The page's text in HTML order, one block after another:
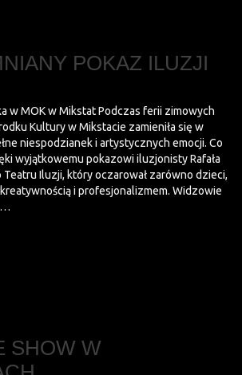
POKAZ ILUZJI
w MOK w Mikstat Podczas ferii zimowych
Kultury w Mikstacie zamieniła się w
niespodzianek i artystycznych emocji. Co
wyjątkowemu pokazowi iluzjonisty Rafała
Iluzji, który oczarował zarówno dzieci,
i profesjonalizmem. Widzowie
SHOW W